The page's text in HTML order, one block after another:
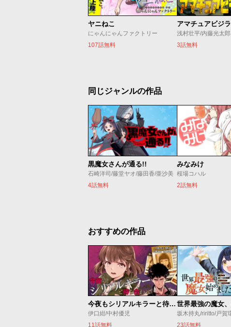
ヤニねこ
にゃんにゃんファクトリー
107話無料
アマチュアビジ
浅村壮平/内藤光太郎
3話無料
同じジャンルの作品
黒魔女さんが通る!!
石崎洋司/藤堂ヤオ/藤田香/亜沙美
4話無料
みなみけ
桜場コハル
2話無料
おすすめの作品
今夜もシリアルキラーと待ち合わせ
伊口紺/中村優児
11話無料
坂木持丸/riritto/戸賀
23話無料